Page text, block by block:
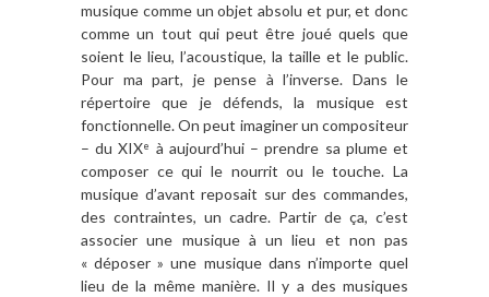
musique comme un objet absolu et pur, et donc
comme un tout qui peut être joué quels que
soient le lieu, l’acoustique, la taille et le public.
Pour ma part, je pense à l’inverse. Dans le
répertoire que je défends, la musique est
fonctionnelle. On peut imaginer un compositeur
– du XIXe
à aujourd’hui – prendre sa plume et
composer ce qui le nourrit ou le touche. La
musique d’avant reposait sur des commandes,
des contraintes, un cadre. Partir de ça, c’est
associer une musique à un lieu et non pas
« déposer » une musique dans n’importe quel
lieu de la même manière. Il y a des musiques